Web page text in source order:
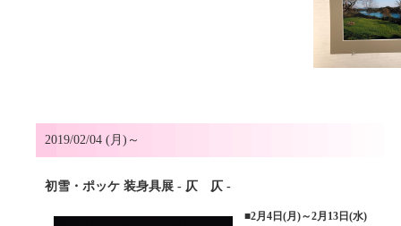
2019/02/04 (月)～
初雪・ポッケ 装身具展 - 仄 仄 -
■2月4日(月)～2月13日(水)